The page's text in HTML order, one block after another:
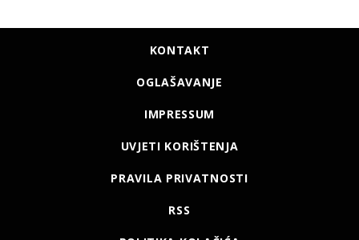
KONTAKT
OGLAŠAVANJE
IMPRESSUM
UVJETI KORIŠTENJA
PRAVILA PRIVATNOSTI
RSS